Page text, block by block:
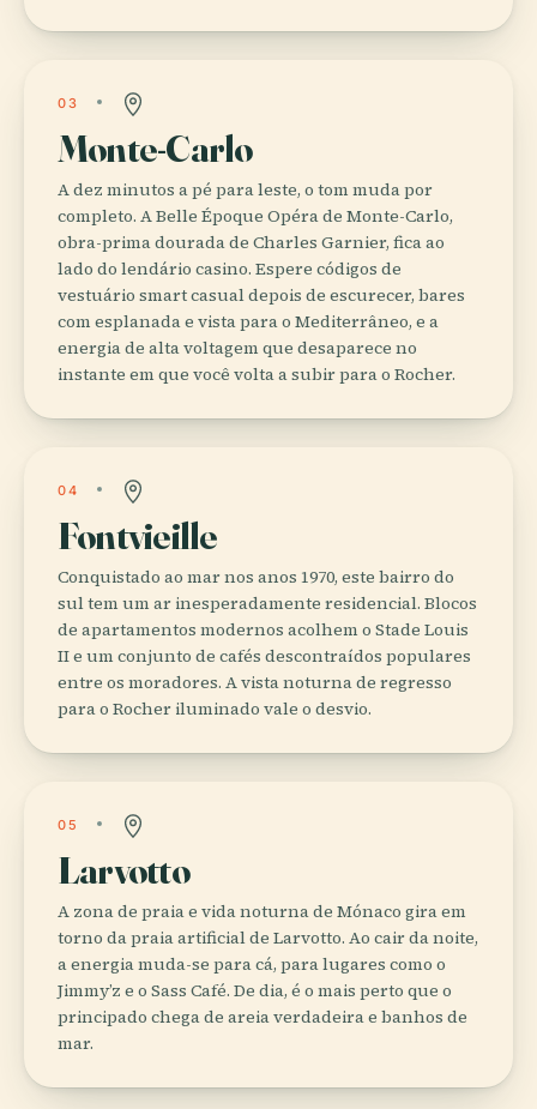
03
Monte-Carlo
A dez minutos a pé para leste, o tom muda por
completo. A Belle Époque Opéra de Monte-Carlo,
obra-prima dourada de Charles Garnier, fica ao
lado do lendário casino. Espere códigos de
vestuário smart casual depois de escurecer, bares
com esplanada e vista para o Mediterrâneo, e a
energia de alta voltagem que desaparece no
instante em que você volta a subir para o Rocher.
04
Fontvieille
Conquistado ao mar nos anos 1970, este bairro do
sul tem um ar inesperadamente residencial. Blocos
de apartamentos modernos acolhem o Stade Louis
II e um conjunto de cafés descontraídos populares
entre os moradores. A vista noturna de regresso
para o Rocher iluminado vale o desvio.
05
Larvotto
A zona de praia e vida noturna de Mónaco gira em
torno da praia artificial de Larvotto. Ao cair da noite,
a energia muda-se para cá, para lugares como o
Jimmy’z e o Sass Café. De dia, é o mais perto que o
principado chega de areia verdadeira e banhos de
mar.